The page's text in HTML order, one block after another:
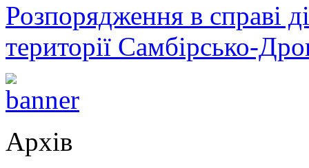
Розпорядження в справі
території Самбірсько-
Архів